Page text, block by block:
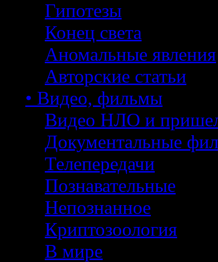
Гипотезы
Конец света
Аномальные явления
Авторские статьи
• Видео, фильмы
Видео НЛО и
Документальные
Телепередачи
Познавательные
Непознанное
Криптозоология
В мире